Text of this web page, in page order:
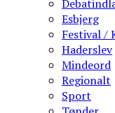
Esbjerg
Festival /
Haderslev
Mindeord
Regionalt
Sport